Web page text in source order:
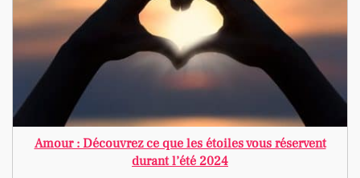
Amour : Découvrez ce que les étoiles vous réservent
durant l’été 2024